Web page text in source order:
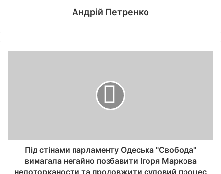
Андрій Петренко
Під стінами парламенту Одеська "Свобода"
вимагала негайно позбавити Ігоря Маркова
недоторканости та продовжити судовий процес